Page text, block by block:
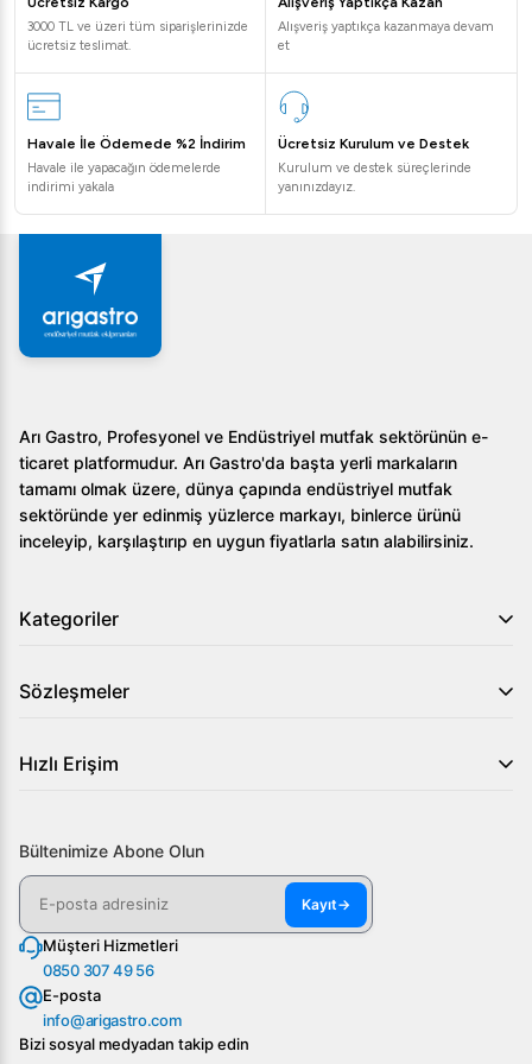
Öztiryakiler EF8 Fritöz hangi sektörler için
uygundur?
Öztiryakiler EF8 Elektrikli Fritöz, restoranlar, kafeler, otel
mutfakları ve catering firmaları için ideal bir çözümdür.
Fritözün temizliği nasıl yapılır?
Öztiryakiler EF8, kolay temizlenebilir yapısı sayesinde
Termostat ayarı ne kadar hassas?
EF8 modelinin termostat ayarı, ihtiyaçlarınıza göre
Öztiryakiler EF8 Fritöz, endüstriyel mutfaklarda kalitenin
ve verimliliğin ortak adı olarak öne çıkıyor. Güvenli kullanım
ve enerji tasarrufu gibi avantajlarıyla bu ekipmanı
kaçırmayın!
3000 TL ve üzeri tüm siparişlerinizde
ücretsiz teslimat.
Alışveriş yaptıkça kazanmaya devam
et
Havale İle Ödemede %2 İndirim
Havale ile yapacağın ödemelerde
indirimi yakala
Ücretsiz Kurulum ve Destek
Kurulum ve destek süreçlerinde
yanınızdayız.
Arı Gastro, Profesyonel ve Endüstriyel mutfak sektörünün e-
ticaret platformudur. Arı Gastro'da başta yerli markaların
tamamı olmak üzere, dünya çapında endüstriyel mutfak
sektöründe yer edinmiş yüzlerce markayı, binlerce ürünü
inceleyip, karşılaştırıp en uygun fiyatlarla satın alabilirsiniz.
Kategoriler
Sözleşmeler
Hızlı Erişim
Bültenimize Abone Olun
Kayıt→
Müşteri Hizmetleri
0850 307 49 56
E-posta
info@arigastro.com
Bizi sosyal medyadan takip edin